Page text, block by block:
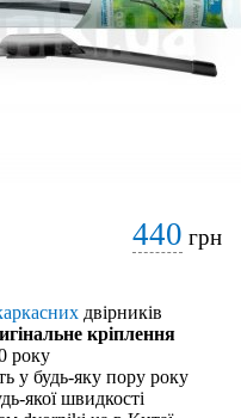
440 грн
двірників
кріплення
року
у будь-яку пору року
якої швидкості